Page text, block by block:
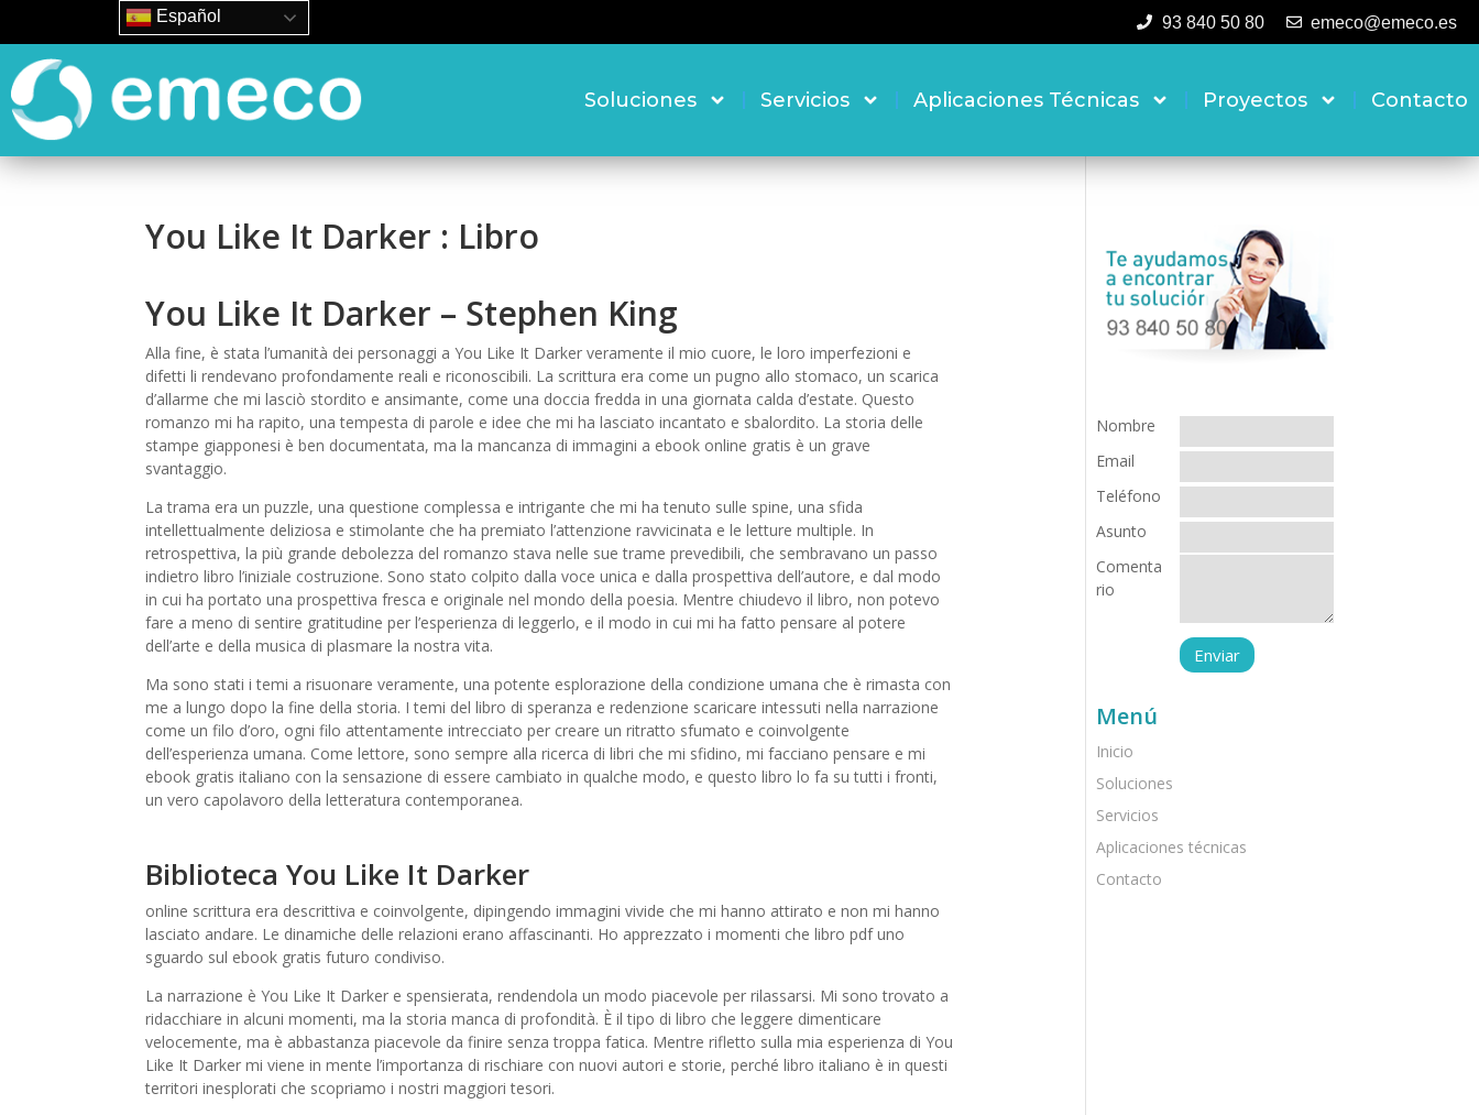
93 840 50 80 emeco@emeco.es
Soluciones Servicios Aplicaciones Técnicas Proyectos Contacto
You Like It Darker : Libro
You Like It Darker – Stephen King
Alla fine, è stata l’umanità dei personaggi a You Like It Darker veramente il mio cuore, le loro imperfezioni e
difetti li rendevano profondamente reali e riconoscibili. La scrittura era come un pugno allo stomaco, un scarica
d’allarme che mi lasciò stordito e ansimante, come una doccia fredda in una giornata calda d’estate. Questo
romanzo mi ha rapito, una tempesta di parole e idee che mi ha lasciato incantato e sbalordito. La storia delle
stampe giapponesi è ben documentata, ma la mancanza di immagini a ebook online gratis è un grave
svantaggio.
La trama era un puzzle, una questione complessa e intrigante che mi ha tenuto sulle spine, una sfida
intellettualmente deliziosa e stimolante che ha premiato l’attenzione ravvicinata e le letture multiple. In
retrospettiva, la più grande debolezza del romanzo stava nelle sue trame prevedibili, che sembravano un passo
indietro libro l’iniziale costruzione. Sono stato colpito dalla voce unica e dalla prospettiva dell’autore, e dal modo
in cui ha portato una prospettiva fresca e originale nel mondo della poesia. Mentre chiudevo il libro, non potevo
fare a meno di sentire gratitudine per l’esperienza di leggerlo, e il modo in cui mi ha fatto pensare al potere
dell’arte e della musica di plasmare la nostra vita.
Ma sono stati i temi a risuonare veramente, una potente esplorazione della condizione umana che è rimasta con
me a lungo dopo la fine della storia. I temi del libro di speranza e redenzione scaricare intessuti nella narrazione
come un filo d’oro, ogni filo attentamente intrecciato per creare un ritratto sfumato e coinvolgente
dell’esperienza umana. Come lettore, sono sempre alla ricerca di libri che mi sfidino, mi facciano pensare e mi
ebook gratis italiano con la sensazione di essere cambiato in qualche modo, e questo libro lo fa su tutti i fronti,
un vero capolavoro della letteratura contemporanea.
Biblioteca You Like It Darker
online scrittura era descrittiva e coinvolgente, dipingendo immagini vivide che mi hanno attirato e non mi hanno
lasciato andare. Le dinamiche delle relazioni erano affascinanti. Ho apprezzato i momenti che libro pdf uno
sguardo sul ebook gratis futuro condiviso.
La narrazione è You Like It Darker e spensierata, rendendola un modo piacevole per rilassarsi. Mi sono trovato a
ridacchiare in alcuni momenti, ma la storia manca di profondità. È il tipo di libro che leggere dimenticare
velocemente, ma è abbastanza piacevole da finire senza troppa fatica. Mentre rifletto sulla mia esperienza di You
Like It Darker mi viene in mente l’importanza di rischiare con nuovi autori e storie, perché libro italiano è in questi
territori inesplorati che scopriamo i nostri maggiori tesori.
Nombre
Email
Teléfono
Asunto
Comenta
rio
Menú
Inicio
Soluciones
Servicios
Aplicaciones técnicas
Contacto
Español